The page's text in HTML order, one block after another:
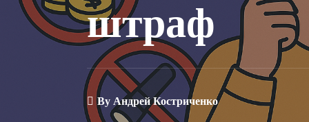
штраф
By Андрей Костриченко